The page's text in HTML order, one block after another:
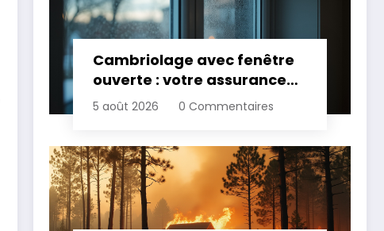
Cambriolage avec fenêtre
ouverte : votre assurance
paie-t-elle ?
5 août 2026 0 Commentaires